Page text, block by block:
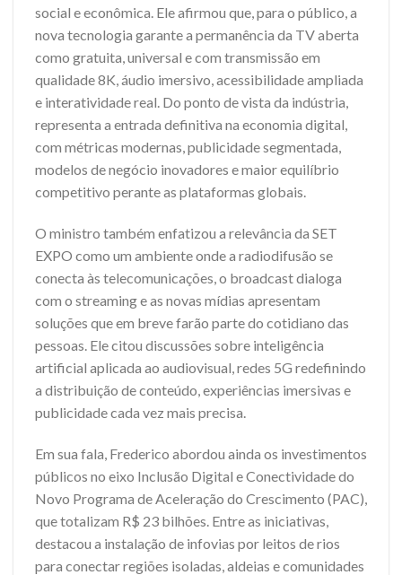
social e econômica. Ele afirmou que, para o público, a
nova tecnologia garante a permanência da TV aberta
como gratuita, universal e com transmissão em
qualidade 8K, áudio imersivo, acessibilidade ampliada
e interatividade real. Do ponto de vista da indústria,
representa a entrada definitiva na economia digital,
com métricas modernas, publicidade segmentada,
modelos de negócio inovadores e maior equilíbrio
competitivo perante as plataformas globais.
O ministro também enfatizou a relevância da SET
EXPO como um ambiente onde a radiodifusão se
conecta às telecomunicações, o broadcast dialoga
com o streaming e as novas mídias apresentam
soluções que em breve farão parte do cotidiano das
pessoas. Ele citou discussões sobre inteligência
artificial aplicada ao audiovisual, redes 5G redefinindo
a distribuição de conteúdo, experiências imersivas e
publicidade cada vez mais precisa.
Em sua fala, Frederico abordou ainda os investimentos
públicos no eixo Inclusão Digital e Conectividade do
Novo Programa de Aceleração do Crescimento (PAC),
que totalizam R$ 23 bilhões. Entre as iniciativas,
destacou a instalação de infovias por leitos de rios
para conectar regiões isoladas, aldeias e comunidades